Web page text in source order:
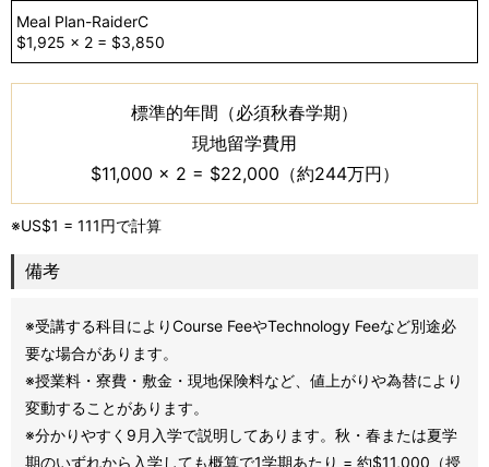
Meal Plan-RaiderC
$1,925 × 2 = $3,850
標準的年間（必須秋春学期）
現地留学費用
$11,000 × 2 = $22,000（約244万円）
※US$1 = 111円で計算
備考
※受講する科目によりCourse FeeやTechnology Feeなど別途必
要な場合があります。
※授業料・寮費・敷金・現地保険料など、値上がりや為替により
変動することがあります。
※分かりやすく9月入学で説明してあります。秋・春または夏学
期のいずれから入学しても概算で1学期あたり = 約$11,000（授